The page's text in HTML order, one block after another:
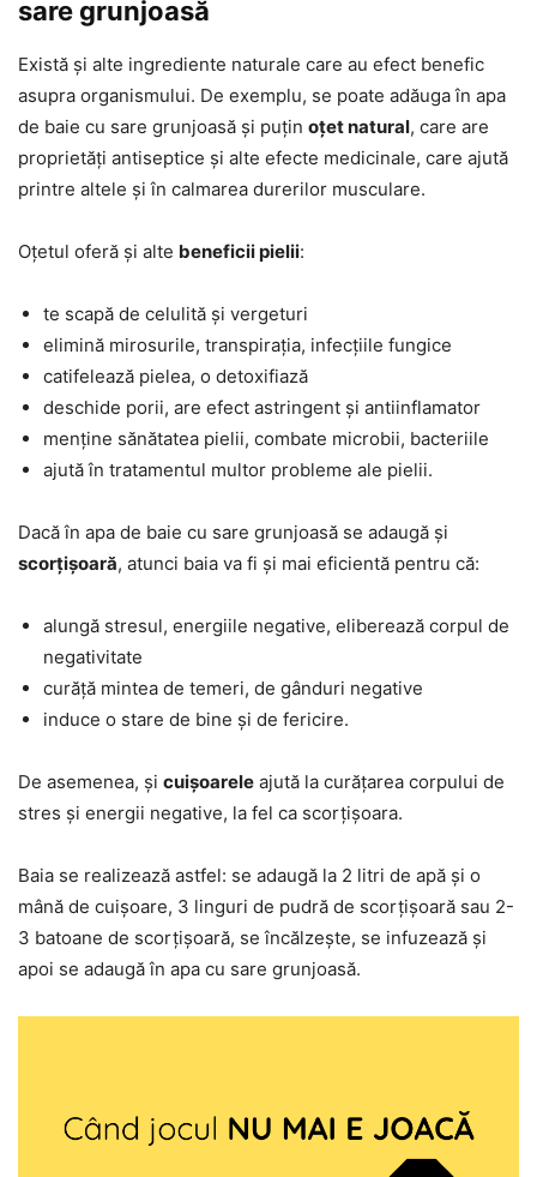
sare grunjoasă
Există și alte ingrediente naturale care au efect benefic
asupra organismului. De exemplu, se poate adăuga în apa
de baie cu sare grunjoasă și puțin oțet natural, care are
proprietăți antiseptice și alte efecte medicinale, care ajută
printre altele și în calmarea durerilor musculare.
Oțetul oferă și alte beneficii pielii:
te scapă de celulită și vergeturi
elimină mirosurile, transpirația, infecțiile fungice
catifelează pielea, o detoxifiază
deschide porii, are efect astringent și antiinflamator
menține sănătatea pielii, combate microbii, bacteriile
ajută în tratamentul multor probleme ale pielii.
Dacă în apa de baie cu sare grunjoasă se adaugă și
scorțișoară, atunci baia va fi și mai eficientă pentru că:
alungă stresul, energiile negative, eliberează corpul de
negativitate
curăță mintea de temeri, de gânduri negative
induce o stare de bine și de fericire.
De asemenea, și cuișoarele ajută la curățarea corpului de
stres și energii negative, la fel ca scorțișoara.
Baia se realizează astfel: se adaugă la 2 litri de apă și o
mână de cuișoare, 3 linguri de pudră de scorțișoară sau 2-
3 batoane de scorțișoară, se încălzește, se infuzează și
apoi se adaugă în apa cu sare grunjoasă.